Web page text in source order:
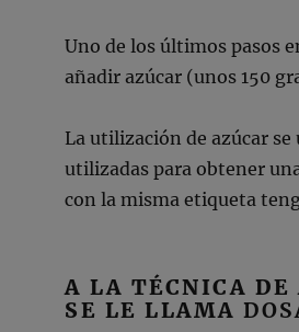
Uno de los últimos pasos
añadir azúcar (unos 150
La utilización de azúcar
utilizadas para obtener
con la misma etiqueta
A LA TÉCNICA
SE LE LLAMA